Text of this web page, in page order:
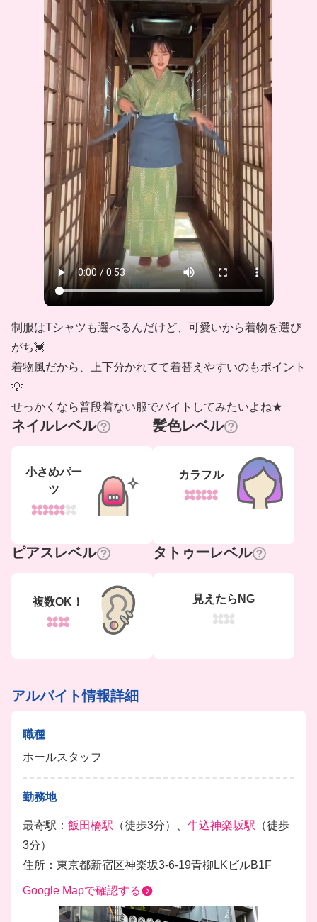
制服はTシャツも選べるんだけど、可愛いから着物を選び
がち💓
着物風だから、上下分かれてて着替えやすいのもポイント
💡
せっかくなら普段着ない服でバイトしてみたいよね★
ネイルレベル
小さめパー
ツ
髪色レベル
カラフル
ピアスレベル
複数OK！
タトゥーレベル
見えたらNG
アルバイト情報詳細
職種
ホールスタッフ
勤務地
最寄駅： 飯田橋駅 （徒歩3分）、 牛込神楽坂駅 （徒歩
3分）
住所：東京都新宿区神楽坂3‐6‐19青柳LKビルB1F
Google Mapで確認する